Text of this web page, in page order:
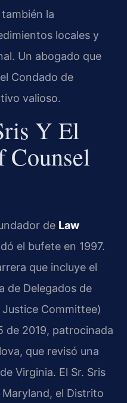
la
locales y
Un abogado que
Condado de
valioso.
Y El
Counsel
de Law
el bufete en 1997.
que incluye el
de Delegados de
Committee)
de 2019, patrocinada
que revisó una
Virginia. El Sr. Sris
el Distrito